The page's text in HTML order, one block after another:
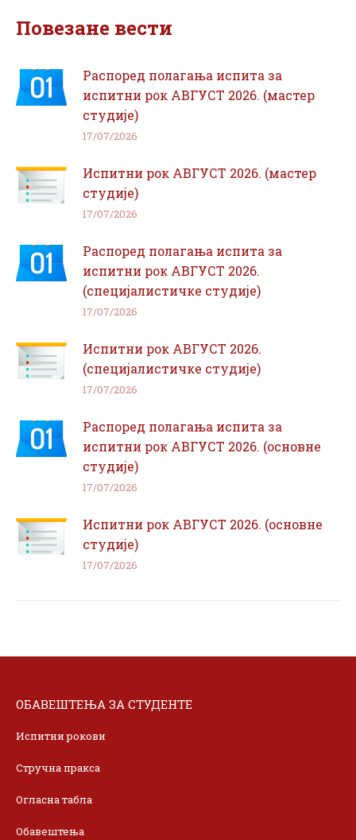
Повезане вести
Распоред полагања испита за
испитни рок АВГУСТ 2026. (мастер
студије)
17/07/2026
Испитни рок АВГУСТ 2026. (мастер
студије)
17/07/2026
Распоред полагања испита за
испитни рок АВГУСТ 2026.
(специјалистичке студије)
17/07/2026
Испитни рок АВГУСТ 2026.
(специјалистичке студије)
17/07/2026
Распоред полагања испита за
испитни рок АВГУСТ 2026. (основне
студије)
17/07/2026
Испитни рок АВГУСТ 2026. (основне
студије)
17/07/2026
ОБАВЕШТЕЊА ЗА СТУДЕНТЕ
Испитни рокови
Стручна пракса
Огласна табла
Обавештења